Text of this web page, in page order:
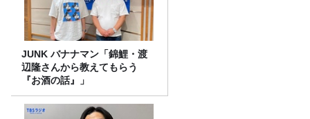
JUNK バナナマン「錦鯉・渡
辺隆さんから教えてもらう
『お酒の話』」